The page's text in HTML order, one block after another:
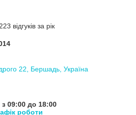
відгуків за рік
22, Бершадь, Україна
09:00 до 18:00
роботи